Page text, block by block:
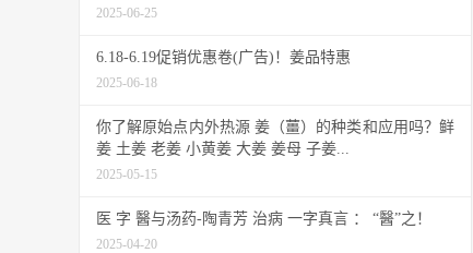
2025-06-25
6.18-6.19促销优惠卷(广告)！姜品特惠
2025-06-18
你了解原始点内外热源 姜（薑）的种类和应用吗？鲜
姜 土姜 老姜 小黄姜 大姜 姜母 子姜...
2025-05-15
医 字 醫与汤药-陶青芳 治病 一字真言 ： “醫”之！
2025-04-20